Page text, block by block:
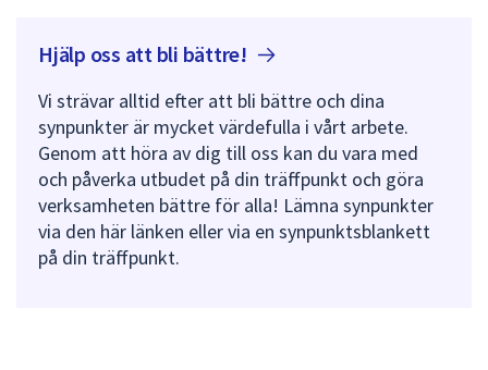
Hjälp oss att bli bättre!
Vi strävar alltid efter att bli bättre och dina
synpunkter är mycket värdefulla i vårt arbete.
Genom att höra av dig till oss kan du vara med
och påverka utbudet på din träffpunkt och göra
verksamheten bättre för alla! Lämna synpunkter
via den här länken eller via en synpunktsblankett
på din träffpunkt.